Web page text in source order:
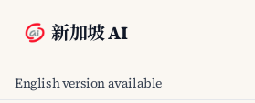
新加坡 AI
English version available